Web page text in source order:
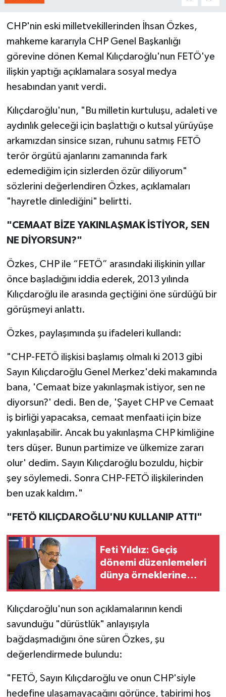
CHP'nin eski milletvekillerinden İhsan Özkes,
mahkeme kararıyla CHP Genel Başkanlığı
görevine dönen Kemal Kılıçdaroğlu'nun FETÖ'ye
ilişkin yaptığı açıklamalara sosyal medya
hesabından yanıt verdi.
Kılıçdaroğlu'nun, "Bu milletin kurtuluşu, adaleti ve
aydınlık geleceği için başlattığı o kutsal yürüyüşe
arkamızdan sinsice sızan, ruhunu satmış FETÖ
terör örgütü ajanlarını zamanında fark
edemediğim için sizlerden özür diliyorum"
sözlerini değerlendiren Özkes, açıklamaları
"hayretle dinlediğini" belirtti.
"CEMAAT BİZE YAKINLAŞMAK İSTİYOR, SEN
NE DİYORSUN?"
Özkes, CHP ile “FETÖ” arasındaki ilişkinin yıllar
önce başladığını iddia ederek, 2013 yılında
Kılıçdaroğlu ile arasında geçtiğini öne sürdüğü bir
görüşmeyi anlattı.
Özkes, paylaşımında şu ifadeleri kullandı:
"CHP-FETÖ ilişkisi başlamış olmalı ki 2013 gibi
Sayın Kılıçdaroğlu Genel Merkez'deki makamında
bana, 'Cemaat bize yakınlaşmak istiyor, sen ne
diyorsun?' dedi. Ben de, 'Şayet CHP ve Cemaat
iş birliği yapacaksa, cemaat menfaati için bize
yakınlaşabilir. Ancak bu yakınlaşma CHP kimliğine
ters düşer. Bunun partimize ve ülkemize zararı
olur' dedim. Sayın Kılıçdaroğlu bozuldu, hiçbir
şey söylemedi. Sonra CHP-FETÖ ilişkilerinden
ben uzak kaldım."
"FETÖ KILIÇDAROĞLU'NU KULLANIP ATTI"
Feti Yıldız: Geçiş
dönemi düzenlemeleri
dünya örneklerine
Kılıçdaroğlu'nun son açıklamalarının kendi
savunduğu "dürüstlük" anlayışıyla
bağdaşmadığını öne süren Özkes, şu
değerlendirmede bulundu:
"FETÖ, Sayın Kılıçdaroğlu ve onun CHP'siyle
hedefine ulaşamayacağını görünce, tabirimi hoş